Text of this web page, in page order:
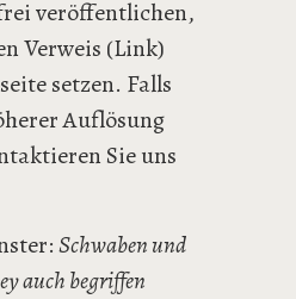
veröffentlichen,
Verweis (Link)
setzen. Falls
Auflösung
Sie uns
Schwaben und
auch begriffen